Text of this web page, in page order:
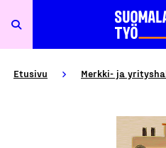
Etusivu Merkki- ja